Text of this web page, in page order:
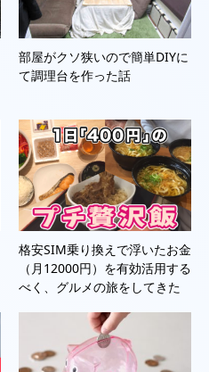
部屋がクソ狭いので簡単DIYに
て調理台を作った話
格安SIM乗り換えで浮いたお金
（月12000円）を有効活用する
べく、グルメの旅をしてきた